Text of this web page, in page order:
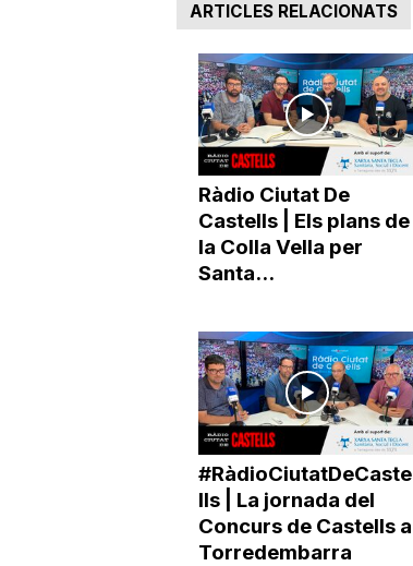
a
ARTICLES RELACIONATS
Ràdio Ciutat De
Castells | Els plans de
la Colla Vella per
Santa...
#RàdioCiutatDeCaste
lls | La jornada del
Concurs de Castells a
Torredembarra